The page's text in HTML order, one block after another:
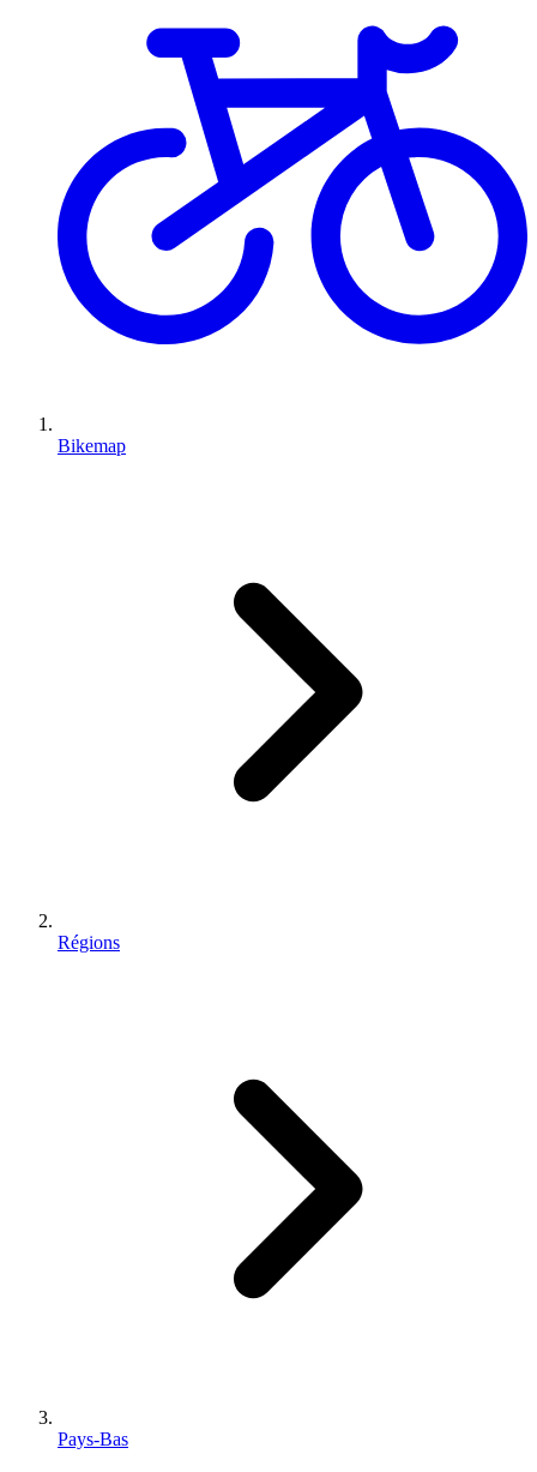
Bikemap
Régions
Pays-Bas